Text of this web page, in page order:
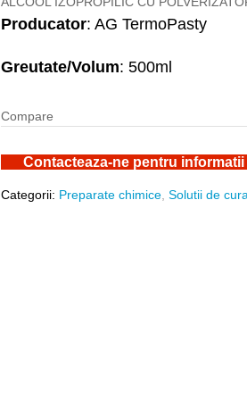
Producator: AG TermoPasty
Greutate/Volum: 500ml
Compare
Contacteaza-ne pentru informatii
Categorii: Preparate chimice ,Solutii de